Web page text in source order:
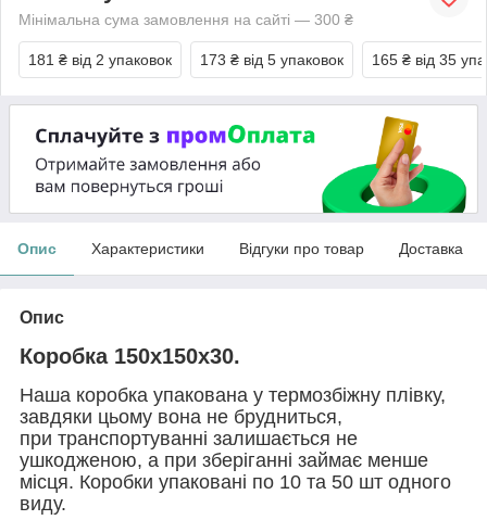
Мінімальна сума замовлення на сайті — 300 ₴
181 ₴ від 2 упаковок 173 ₴ від 5 упаковок 165 ₴ від 35
Опис Характеристики Відгуки про товар Доставка
Опис
Коробка 150х150х30.
Наша коробка упакована у термозбіжну плівку,
завдяки цьому вона не брудниться,
при транспортуванні залишається не
ушкодженою, а при зберіганні займає менше
місця. Коробки упаковані по 10 та 50 шт одного
виду.